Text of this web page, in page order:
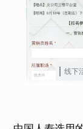
线下